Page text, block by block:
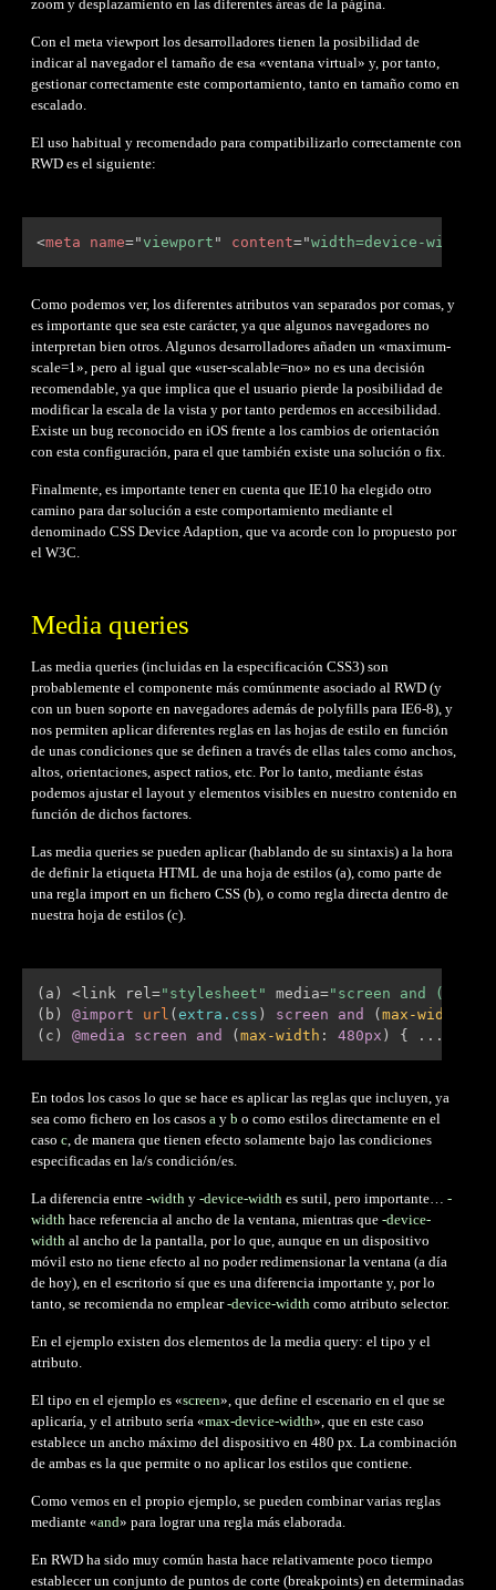
zoom y desplazamiento en las diferentes áreas de la página.
Con el meta viewport los desarrolladores tienen la posibilidad de
indicar al navegador el tamaño de esa «ventana virtual» y, por tanto,
gestionar correctamente este comportamiento, tanto en tamaño como en
escalado.
El uso habitual y recomendado para compatibilizarlo correctamente con
RWD es el siguiente:
<meta name="viewport " content="width=device-
Como podemos ver, los diferentes atributos van separados por comas, y
es importante que sea este carácter, ya que algunos navegadores no
interpretan bien otros. Algunos desarrolladores añaden un «maximum-
scale=1», pero al igual que «user-scalable=no» no es una decisión
recomendable, ya que implica que el usuario pierde la posibilidad de
modificar la escala de la vista y por tanto perdemos en accesibilidad.
Existe un bug reconocido en iOS frente a los cambios de orientación
con esta configuración, para el que también existe una solución o fix.
Finalmente, es importante tener en cuenta que IE10 ha elegido otro
camino para dar solución a este comportamiento mediante el
denominado CSS Device Adaption, que va acorde con lo propuesto por
el W3C.
Media queries
Las media queries (incluidas en la especificación CSS3) son
probablemente el componente más comúnmente asociado al RWD (y
con un buen soporte en navegadores además de polyfills para IE6-8), y
nos permiten aplicar diferentes reglas en las hojas de estilo en función
de unas condiciones que se definen a través de ellas tales como anchos,
altos, orientaciones, aspect ratios, etc. Por lo tanto, mediante éstas
podemos ajustar el layout y elementos visibles en nuestro contenido en
función de dichos factores.
Las media queries se pueden aplicar (hablando de su sintaxis) a la hora
de definir la etiqueta HTML de una hoja de estilos (a), como parte de
una regla import en un fichero CSS (b), o como regla directa dentro de
nuestra hoja de estilos (c).
( a ) <link rel="stylesheet" media="screen and (max-
( b ) @import url (extra.css ) screen and (max-width
( c ) @media screen and (max-width : 480px ) { ...
En todos los casos lo que se hace es aplicar las reglas que incluyen, ya
sea como fichero en los casosa y b o como estilos directamente en el
casoc , de manera que tienen efecto solamente bajo las condiciones
especificadas en la/s condición/es.
La diferencia entre-width y-device-width es sutil, pero importante…-
width hace referencia al ancho de la ventana, mientras que-device-
width al ancho de la pantalla, por lo que, aunque en un dispositivo
móvil esto no tiene efecto al no poder redimensionar la ventana (a día
de hoy), en el escritorio sí que es una diferencia importante y, por lo
tanto, se recomienda no emplear-device-width como atributo selector.
En el ejemplo existen dos elementos de la media query: el tipo y el
atributo.
El tipo en el ejemplo es «screen», que define el escenario en el que se
aplicaría, y el atributo sería «max-device-width», que en este caso
establece un ancho máximo del dispositivo en 480 px. La combinación
de ambas es la que permite o no aplicar los estilos que contiene.
Como vemos en el propio ejemplo, se pueden combinar varias reglas
mediante «and» para lograr una regla más elaborada.
En RWD ha sido muy común hasta hace relativamente poco tiempo
establecer un conjunto de puntos de corte (breakpoints) en determinadas